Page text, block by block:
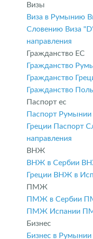
Визы
Виза в Румынию
Словению Виза
направления
Гражданство ЕС
Гражданство
Гражданство
Гражданство
Паспорт ес
Паспорт Румынии
Греции Паспорт
направления
ВНЖ
ВНЖ в Сербии
Греции ВНЖ в
ПМЖ
ПМЖ в Сербии
ПМЖ Испании
Бизнес
Бизнес в Румынии